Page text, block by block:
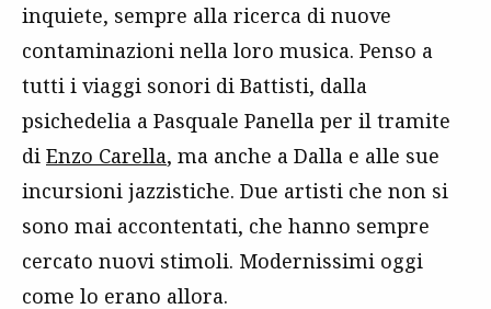
inquiete, sempre alla ricerca di nuove
contaminazioni nella loro musica. Penso a
tutti i viaggi sonori di Battisti, dalla
psichedelia a Pasquale Panella per il tramite
di Enzo Carella, ma anche a Dalla e alle sue
incursioni jazzistiche. Due artisti che non si
sono mai accontentati, che hanno sempre
cercato nuovi stimoli. Modernissimi oggi
come lo erano allora.